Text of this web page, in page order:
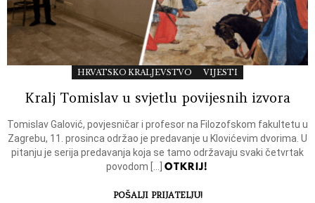
HRVATSKO KRALJEVSTVO VIJESTI
Kralj Tomislav u svjetlu povijesnih izvora
Tomislav Galović, povjesničar i profesor na Filozofskom fakultetu u
Zagrebu, 11. prosinca održao je predavanje u Klovićevim dvorima. U
pitanju je serija predavanja koja se tamo održavaju svaki četvrtak
povodom […]OTKRIJ!
POŠALJI PRIJATELJU!